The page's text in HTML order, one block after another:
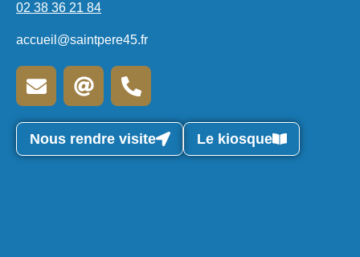
02 38 36 21 84
accueil@saintpere45.fr
Nous rendre visite Le kiosque